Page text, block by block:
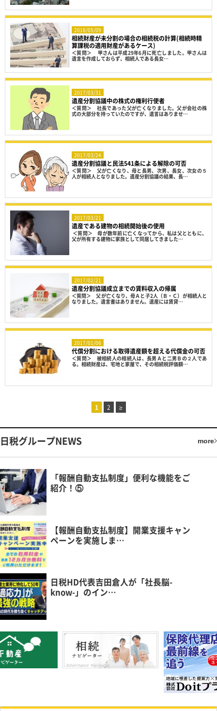
2018/05/09
相続財産が未分割の場合の相続税の計算(相続時精
算課税の適用財産があるケース)
＜質問＞ 甲さんは平成29年6月に死亡しました。甲さんは
遺言を作成しておらず、相続人である長女…
2017/03/31
遺産分割協議中の株式の権利行使者
＜質問＞ 社長であった父が亡くなりました。父が会社の株
式の大部分を持っていたのですが、遺言はありませ…
2017/03/24
遺産分割協議と民法541条による解除の可否
＜質問＞ 父が亡くなり、母と長男、次男、長女、次女の５
人が相続人となりました。遺産分割協議の結果、長…
2017/03/21
遺産である建物の相続開始後の使用
＜質問＞ 母が数年前に亡くなってから、私は父とともに、
父が所有する建物に家族として同居してきました…
2017/02/21
遺産分割協議成立までの賃料収入の帰属
＜質問＞ 父が亡くなり、母Ａと子2人（Ｂ・Ｃ）が相続人と
なりました。遺言書はありません。遺産には賃貸…
2017/01/06
代償分割における取得遺産額を超える代償金の可否
＜質問＞ 被相続人の相続人は、長男Ａと二男Ｂの２人であ
る。相続財産は、宅地と家屋で、その相続税評価額…
1 2 ≥
日税グループNEWS more
「報酬自動支払制度」便利な機能をご
紹介！⑤
【報酬自動支払制度】開業支援キャン
ペーンを実施しま…
日税HD代表吉田倉人が「社長脳-
know-」のイン…